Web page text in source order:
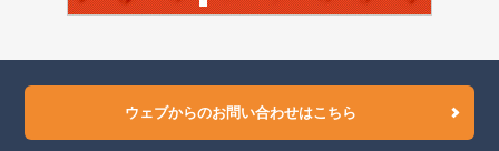
ウェブからのお問い合わせはこちら